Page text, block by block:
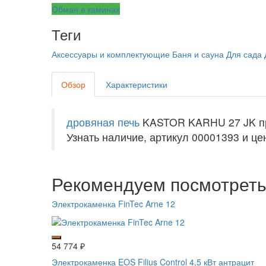
Обман в каминах
Теги
Аксессуары и комплектующие Баня и сауна Для сада
Обзор Характеристики
дровяная печь KASTOR KARHU 27 JK
Узнать наличие, артикул 00001393 и
Рекомендуем посмотреть
Электрокаменка FinTec Arne 12
54 774 ₽
Электрокаменка EOS Filius Control 4,5 кВт антрацит